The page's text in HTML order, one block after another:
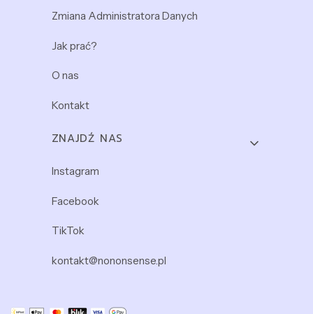
Zmiana Administratora Danych
Jak prać?
O nas
Kontakt
ZNAJDŹ NAS
Instagram
Facebook
TikTok
kontakt@nononsense.pl